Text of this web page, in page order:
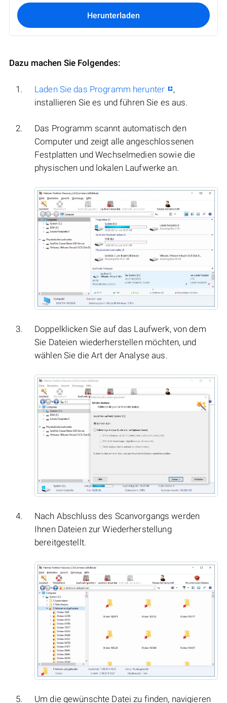
Herunterladen
Dazu machen Sie Folgendes:
Laden Sie das Programm herunter
,
installieren Sie es und führen Sie es aus.
Das Programm scannt automatisch den
Computer und zeigt alle angeschlossenen
Festplatten und Wechselmedien sowie die
physischen und lokalen Laufwerke an.
Doppelklicken Sie auf das Laufwerk, von dem
Sie Dateien wiederherstellen möchten, und
wählen Sie die Art der Analyse aus.
Nach Abschluss des Scanvorgangs werden
Ihnen Dateien zur Wiederherstellung
bereitgestellt.
Um die gewünschte Datei zu finden, navigieren